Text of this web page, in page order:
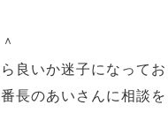
良いか迷子になって
長のあいさんに相談